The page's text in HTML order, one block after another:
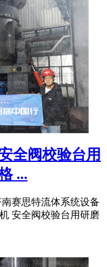
全阀校验台用
...
赛思特流体系统设备
安全阀校验台用研磨